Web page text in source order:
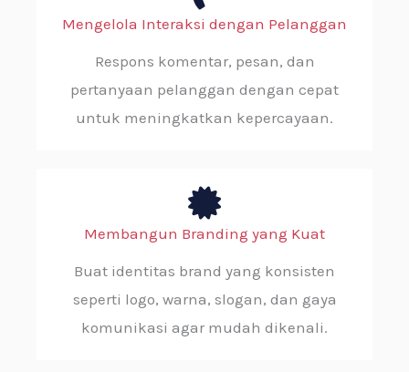
Mengelola Interaksi dengan Pelanggan
Respons komentar, pesan, dan
pertanyaan pelanggan dengan cepat
untuk meningkatkan kepercayaan.
Membangun Branding yang Kuat
Buat identitas brand yang konsisten
seperti logo, warna, slogan, dan gaya
komunikasi agar mudah dikenali.